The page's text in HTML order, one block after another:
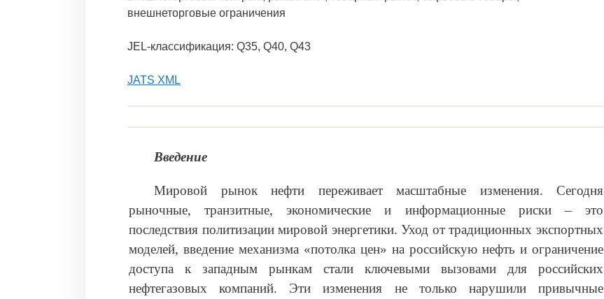
внешнеторговые ограничения
JEL-классификация: Q35, Q40, Q43
JATS XML
Введение
Мировой рынок нефти переживает масштабные изменения. Сегодня
рыночные, транзитные, экономические и информационные риски – это
последствия политизации мировой энергетики. Уход от традиционных экспортных
моделей, введение механизма «потолка цен» на российскую нефть и ограничение
доступа к западным рынкам стали ключевыми вызовами для российских
нефтегазовых компаний. Эти изменения не только нарушили привычные